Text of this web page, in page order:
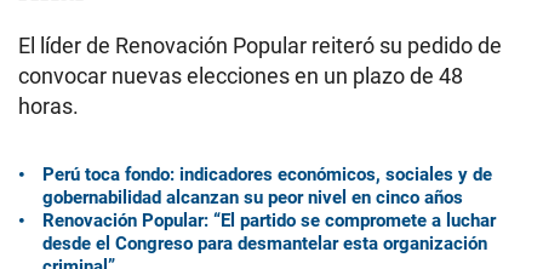
El líder de Renovación Popular reiteró su pedido de
convocar nuevas elecciones en un plazo de 48
horas.
Perú toca fondo: indicadores económicos, sociales y de
gobernabilidad alcanzan su peor nivel en cinco años
Renovación Popular: “El partido se compromete a luchar
desde el Congreso para desmantelar esta organización